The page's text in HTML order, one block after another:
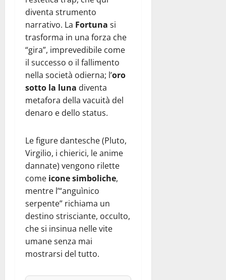
diventa strumento
narrativo. La Fortuna si
trasforma in una forza che
“gira”, imprevedibile come
il successo o il fallimento
nella società odierna; l’oro
sotto la luna diventa
metafora della vacuità del
denaro e dello status.
Le figure dantesche (Pluto,
Virgilio, i chierici, le anime
dannate) vengono rilette
come icone simboliche,
mentre l’“anguìnico
serpente” richiama un
destino strisciante, occulto,
che si insinua nelle vite
umane senza mai
mostrarsi del tutto.